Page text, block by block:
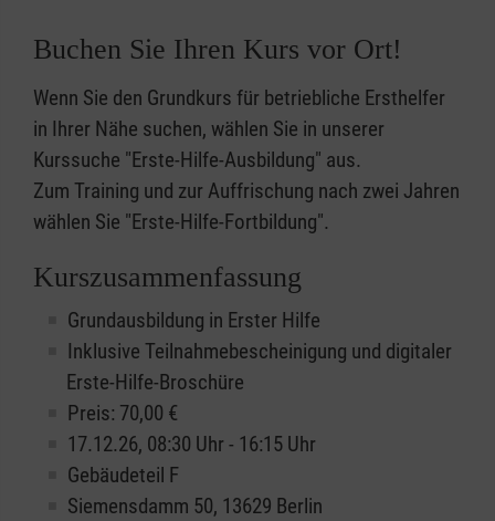
Buchen Sie Ihren Kurs vor Ort!
Wenn Sie den Grundkurs für betriebliche Ersthelfer
in Ihrer Nähe suchen, wählen Sie in unserer
Kurssuche "Erste-Hilfe-Ausbildung" aus.
Zum Training und zur Auffrischung nach zwei Jahren
wählen Sie "Erste-Hilfe-Fortbildung".
Kurszusammenfassung
Grundausbildung in Erster Hilfe
Inklusive Teilnahmebescheinigung und digitaler
Erste-Hilfe-Broschüre
Preis: 70,00 €
17.12.26, 08:30 Uhr - 16:15 Uhr
Gebäudeteil F
Siemensdamm 50, 13629 Berlin